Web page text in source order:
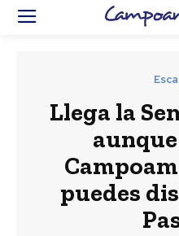
Llega la
puedes